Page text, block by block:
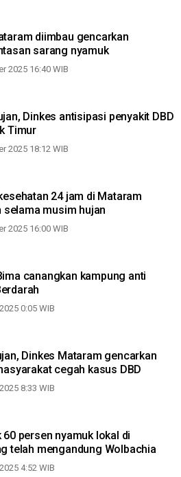
diimbau gencarkan
sarang nyamuk
2025 16:40 WIB
Dinkes antisipasi penyakit DBD
Timur
2025 18:12 WIB
24 jam di Mataram
selama musim hujan
2025 16:00 WIB
canangkan kampung anti
0:05 WIB
Dinkes Mataram gencarkan
cegah kasus DBD
8:33 WIB
60 persen nyamuk lokal di
telah mengandung Wolbachia
4:52 WIB